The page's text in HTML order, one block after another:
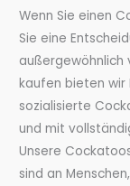
Sugar-
Gliders.de
Wenn Sie einen
Sie eine
außergewöhnlich
kaufen bieten wir
sozialisierte
und mit
Unsere
sind an